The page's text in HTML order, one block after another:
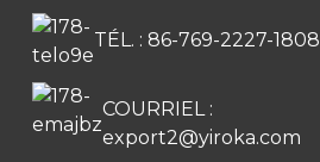
TÉL. : 86-769-2227-1808
COURRIEL :
export2@yiroka.com